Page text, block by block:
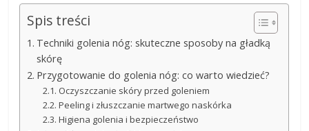
Spis treści
Techniki golenia nóg: skuteczne sposoby na gładką
skórę
Przygotowanie do golenia nóg: co warto wiedzieć?
Oczyszczanie skóry przed goleniem
Peeling i złuszczanie martwego naskórka
Higiena golenia i bezpieczeństwo